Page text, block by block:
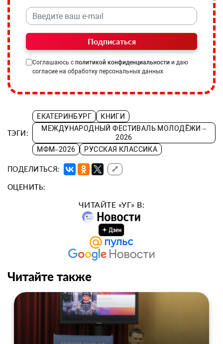
Подписаться
Соглашаюсь с политикой конфиденциальности и даю
согласие на обработку персональных данных
ТЭГИ:
ЕКАТЕРИНБУРГ
КНИГИ
МЕЖДУНАРОДНЫЙ ФЕСТИВАЛЬ МОЛОДЁЖИ –
2026
МФМ–2026
РУССКАЯ КЛАССИКА
ПОДЕЛИТЬСЯ: 🔗
ОЦЕНИТЬ:
ЧИТАЙТЕ «УГ» В:
Читайте также